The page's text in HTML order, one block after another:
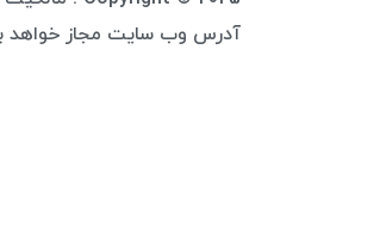
آدرس وب سایت مجاز خواهد